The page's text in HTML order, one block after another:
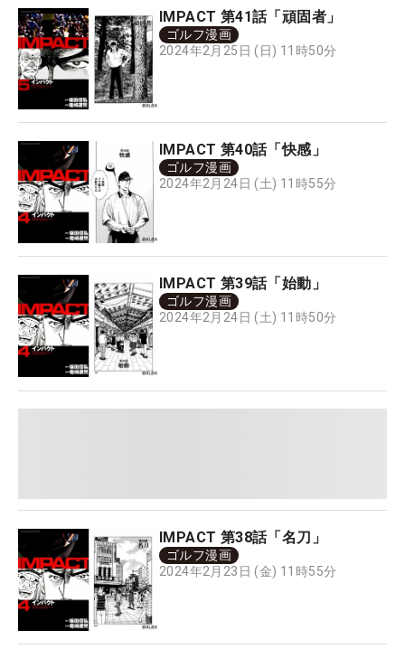
IMPACT 第41話「頑固者」
ゴルフ漫画
2024年2月25日 (日) 11時50分
IMPACT 第40話「快感」
ゴルフ漫画
2024年2月24日 (土) 11時55分
IMPACT 第39話「始動」
ゴルフ漫画
2024年2月24日 (土) 11時50分
IMPACT 第38話「名刀」
ゴルフ漫画
2024年2月23日 (金) 11時55分